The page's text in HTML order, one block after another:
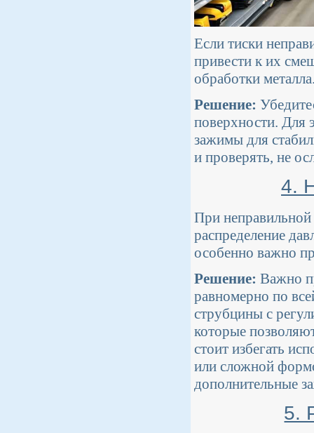
Если тиски
привести к их
обработки
Решение:
поверхности. Для
зажимы для
и проверять, не
4.
При неправильной
распределение
особенно важно
Решение: Важно
равномерно по
струбцины с
которые
стоит избегать
или сложной
дополнительные
5.